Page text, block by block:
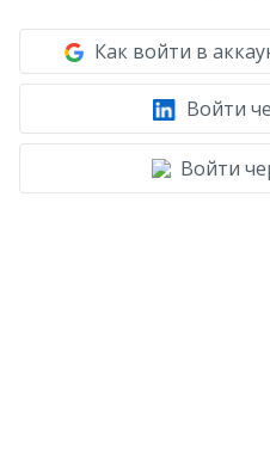
Как войти в
Войти
Войти